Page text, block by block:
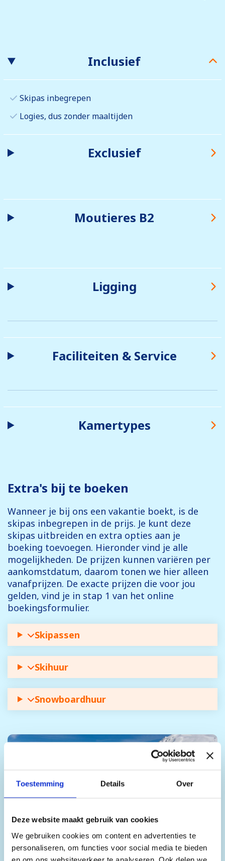
Toestemming Details Over
Deze website maakt gebruik van cookies
We gebruiken cookies om content en advertenties te
personaliseren, om functies voor social media te bieden
en om ons websiteverkeer te analyseren. Ook delen we
Inclusief
Skipas inbegrepen
Logies, dus zonder maaltijden
Exclusief
Moutieres B2
Ligging
Faciliteiten & Service
Kamertypes
Extra's bij te boeken
Wanneer je bij ons een vakantie boekt, is de
skipas inbegrepen in de prijs. Je kunt deze
skipas uitbreiden en extra opties aan je
boeking toevoegen. Hieronder vind je alle
mogelijkheden. De prijzen kunnen variëren per
aankomstdatum, daarom tonen we hier alleen
vanafprijzen. De exacte prijzen die voor jou
gelden, vind je in stap 1 van het online
boekingsformulier.
Skipassen
Skihuur
Snowboardhuur